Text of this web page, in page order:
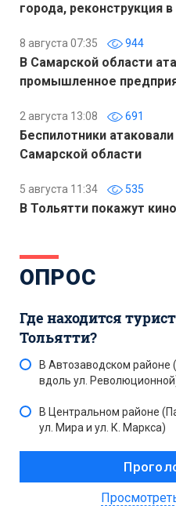
города, реконструкция
8 августа 07:35 944
В Самарской области
промышленное
2 августа 13:08 691
Беспилотники
Самарской области
5 августа 11:34 535
В Тольятти покажут
ОПРОС
Где находится
Тольятти?
В Автозаводском районе
вдоль ул.
В Центральном районе
ул. Мира и ул. К. Маркса)